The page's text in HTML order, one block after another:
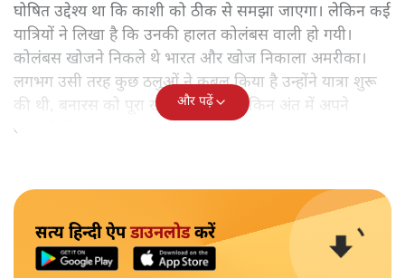
घोषित उद्देश्य था कि काशी को ठीक से समझा जाएगा। लेकिन कई
यात्रियों ने लिखा है कि उनकी हालत कोलंबस वाली हो गयी।
कोलंबस खोजने निकले थे भारत और खोज निकाला अमरीका।
लगभग उसी तरह कुछ ठलुओं ने कुबूल किया है उन्होंने यात्रा शुरू
की थी, बनारस को पूरा खोजने के लिए लेकिन अंत में अपने
आपको ही समझकर संतुष्ट हो गए।
और पढ़ें
सत्य हिन्दी ऐपडाउनलोडकरें